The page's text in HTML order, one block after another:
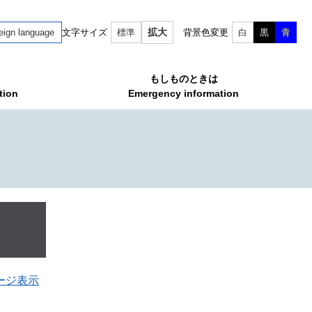
language 文字サイズ 標準 拡大 背景色変更 白 黒 青
もしものときは
Emergency information
ジ表示